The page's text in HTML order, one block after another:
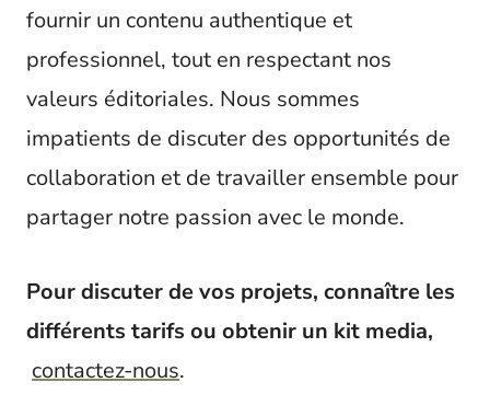
fournir un contenu authentique et
professionnel, tout en respectant nos
valeurs éditoriales. Nous sommes
impatients de discuter des opportunités de
collaboration et de travailler ensemble pour
partager notre passion avec le monde.
Pour discuter de vos projets, connaître les
différents tarifs ou obtenir un kit media,
contactez-nous.